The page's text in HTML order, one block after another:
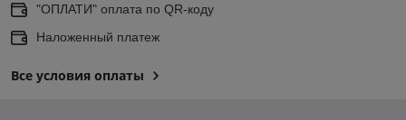
"ОПЛАТИ" оплата по QR-коду
Наложенный платеж
Все условия оплаты